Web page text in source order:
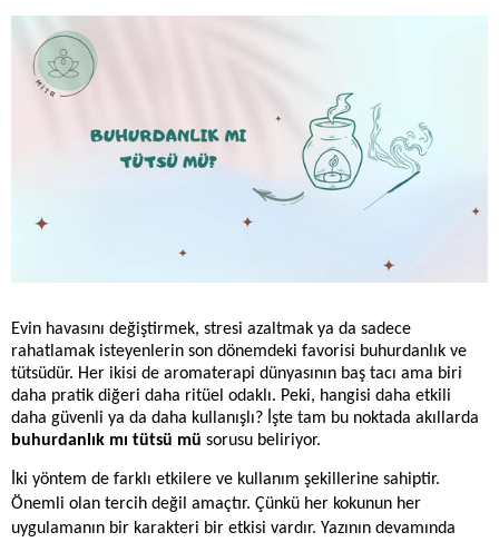
Evin havasını değiştirmek, stresi azaltmak ya da sadece
rahatlamak isteyenlerin son dönemdeki favorisi buhurdanlık ve
tütsüdür. Her ikisi de aromaterapi dünyasının baş tacı ama biri
daha pratik diğeri daha ritüel odaklı. Peki, hangisi daha etkili
daha güvenli ya da daha kullanışlı? İşte tam bu noktada akıllarda
buhurdanlık mı tütsü mü sorusu beliriyor.
İki yöntem de farklı etkilere ve kullanım şekillerine sahiptir.
Önemli olan tercih değil amaçtır. Çünkü her kokunun her
uygulamanın bir karakteri bir etkisi vardır. Yazının devamında